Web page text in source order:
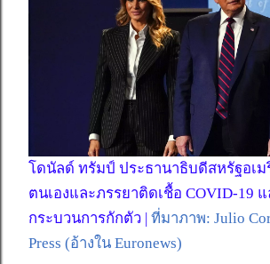
โดนัลด์ ทรัมป์ ประธานาธิบดีสหรัฐอเม
ตนเองและภรรยาติดเชื้อ COVID-19
กระบวนการกักตัว | ที่มาภาพ: Julio
Press (อ้างใน Euronews)